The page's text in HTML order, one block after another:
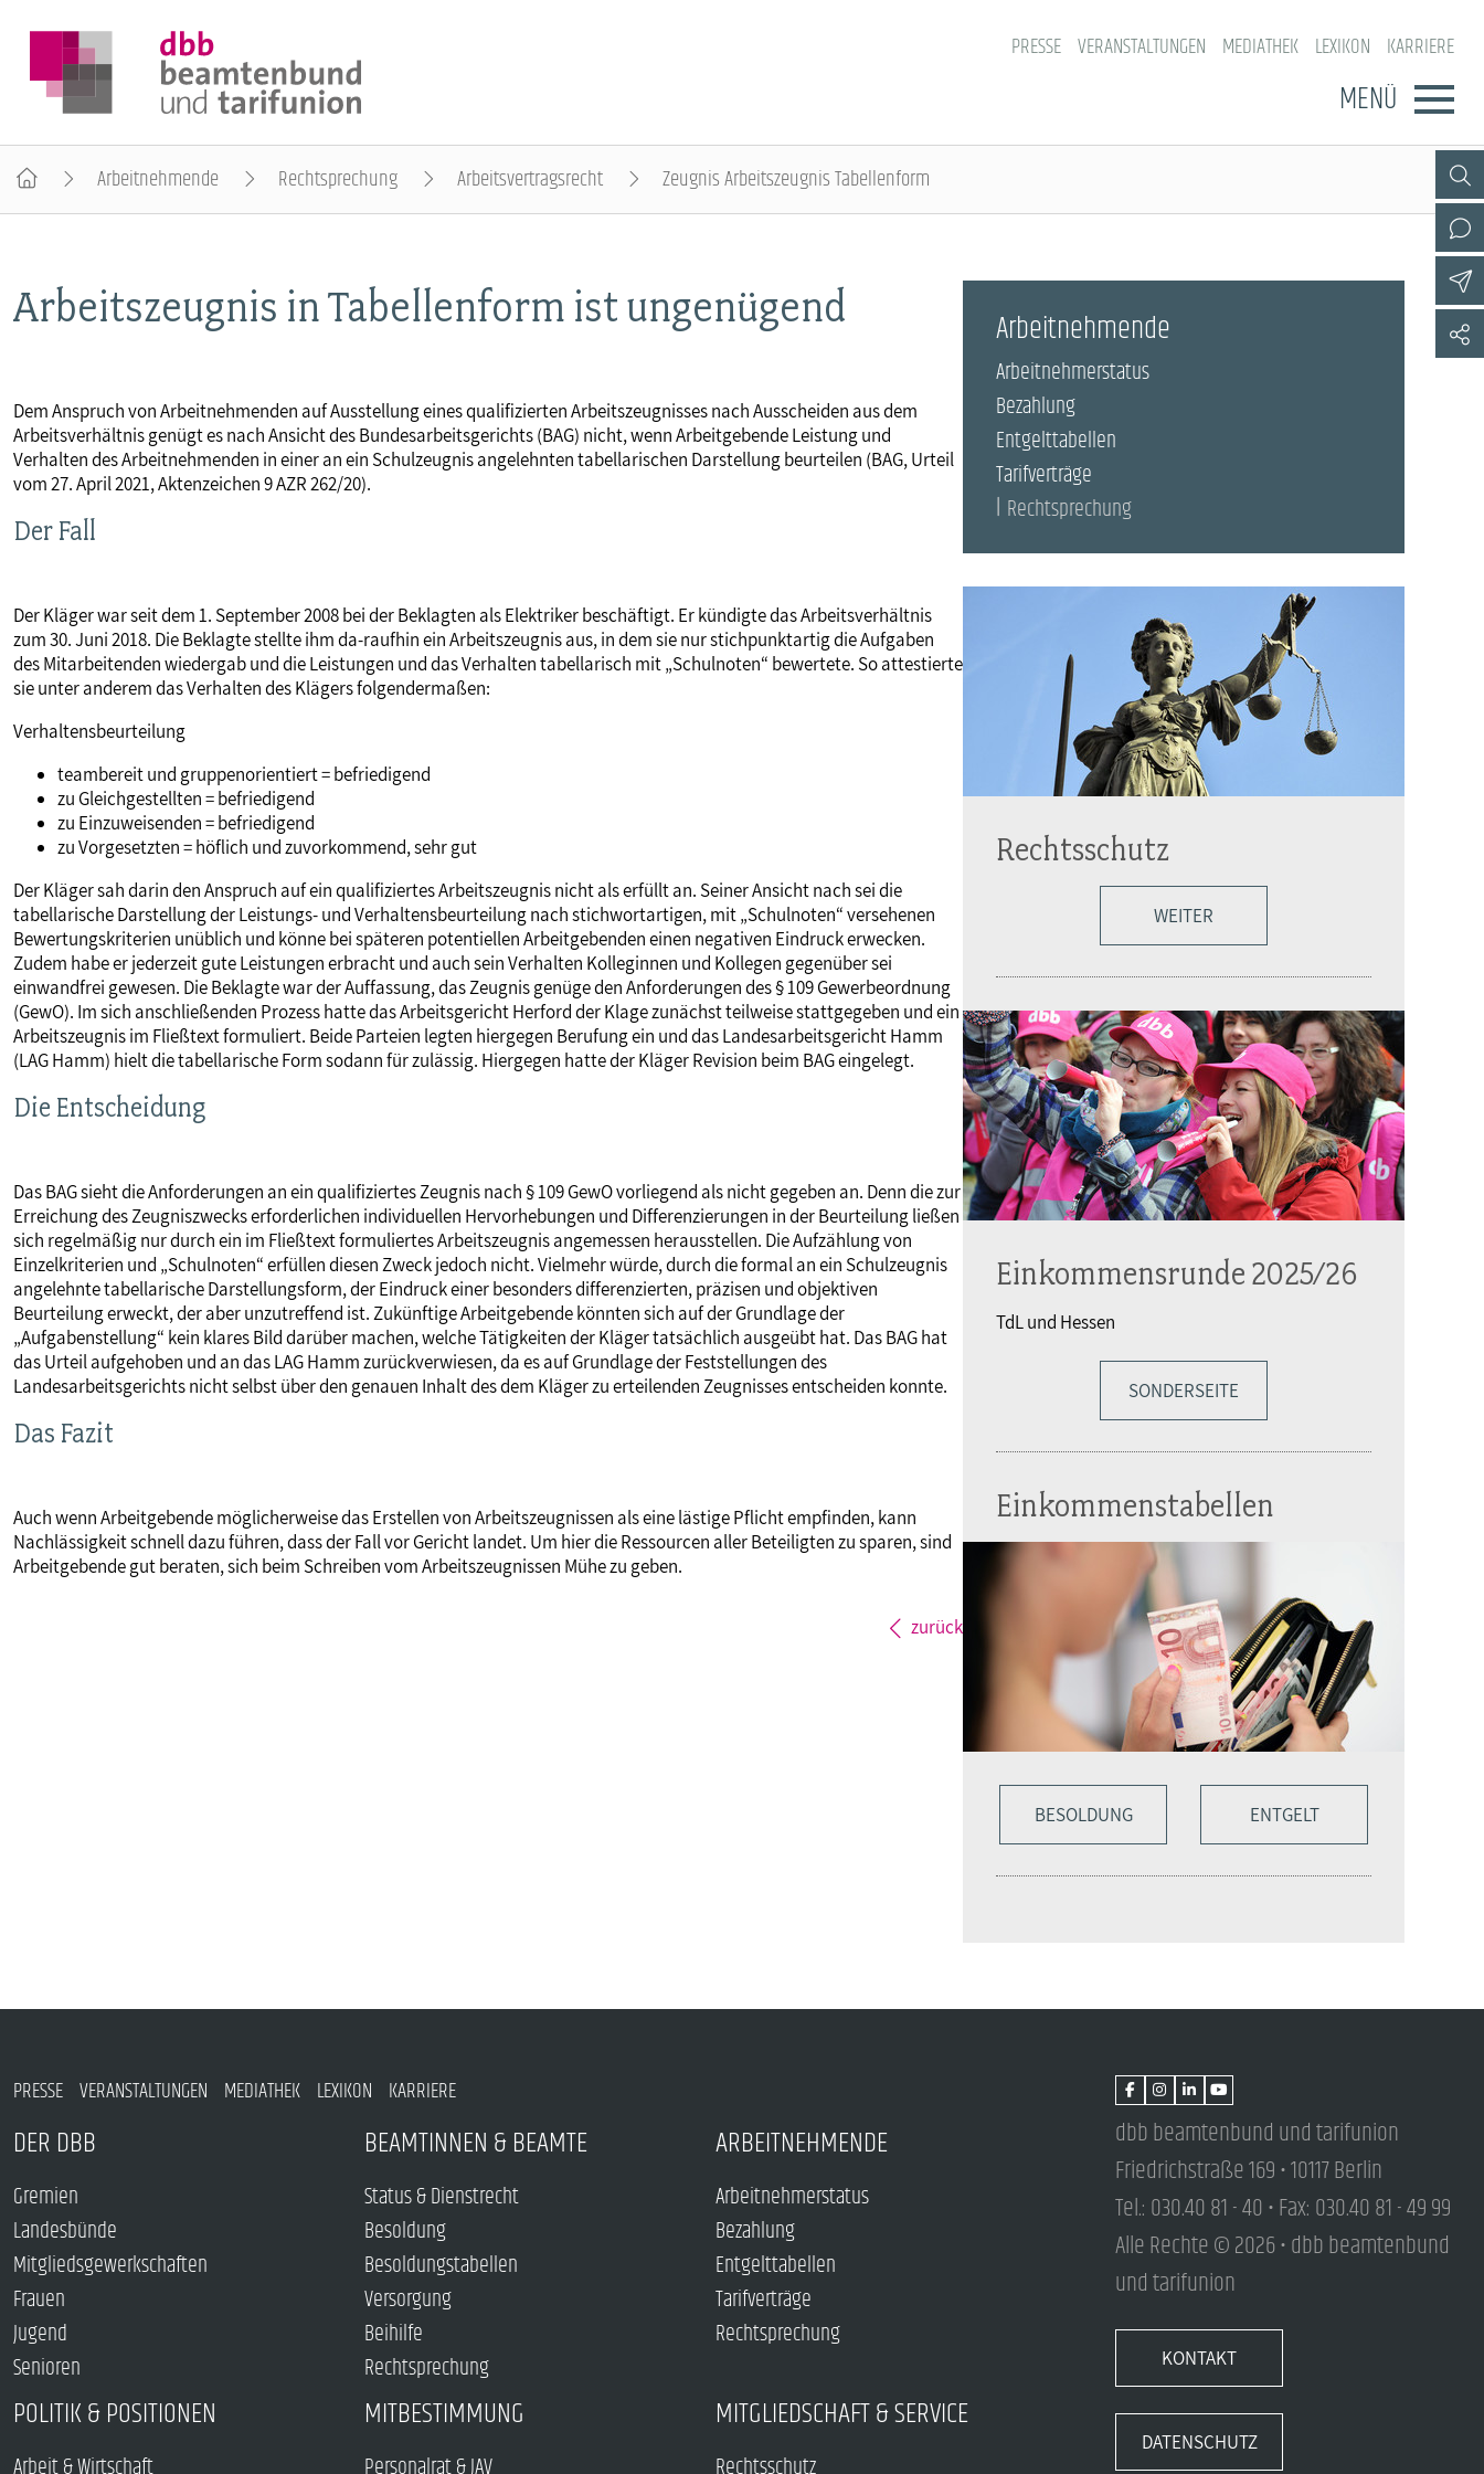
PRESSE VERANSTALTUNGEN MEDIATHEK LEXIKON KARRIERE
MENÜ
Gremien
Mitgliedsgewerkschaften
Jugend
Senioren
BEAMTINNEN & BEAMTE
Status & Dienstrecht
Besoldungstabellen
Beihilfe
Rechtsprechung
Arbeitnehmerstatus
Entgelttabellen
Rechtsprechung
POLITIK & POSITIONEN
Arbeit & Wirtschaft
Soziales & Gesundheit
Europa
MITBESTIMMUNG
Personalrat & JAV
Schwerbehindertenvertretung
MITGLIEDSCHAFT & SERVICE
Rechtsschutz
Vorteilswelt
Verlag
Arbeitnehmende Rechtsprechung Arbeitsvertragsrecht Zeugnis Arbeitszeugnis Tabellenform
Arbeitszeugnis in Tabellenform ist ungenügend
Dem Anspruch von Arbeitnehmenden auf Ausstellung eines qualifizierten Arbeitszeugnisses nach Ausscheiden aus dem
Arbeitsverhältnis genügt es nach Ansicht des Bundesarbeitsgerichts (BAG) nicht, wenn Arbeitgebende Leistung und
Verhalten des Arbeitnehmenden in einer an ein Schulzeugnis angelehnten tabellarischen Darstellung beurteilen (BAG, Urteil
vom 27. April 2021, Aktenzeichen 9 AZR 262/20).
Der Fall
Der Kläger war seit dem 1. September 2008 bei der Beklagten als Elektriker beschäftigt. Er kündigte das Arbeitsverhältnis
zum 30. Juni 2018. Die Beklagte stellte ihm da-raufhin ein Arbeitszeugnis aus, in dem sie nur stichpunktartig die Aufgaben
des Mitarbeitenden wiedergab und die Leistungen und das Verhalten tabellarisch mit „Schulnoten“ bewertete. So attestierte
sie unter anderem das Verhalten des Klägers folgendermaßen:
Verhaltensbeurteilung
teambereit und gruppenorientiert = befriedigend
zu Gleichgestellten = befriedigend
zu Einzuweisenden = befriedigend
zu Vorgesetzten = höflich und zuvorkommend, sehr gut
Der Kläger sah darin den Anspruch auf ein qualifiziertes Arbeitszeugnis nicht als erfüllt an. Seiner Ansicht nach sei die
tabellarische Darstellung der Leistungs- und Verhaltensbeurteilung nach stichwortartigen, mit „Schulnoten“ versehenen
Bewertungskriterien unüblich und könne bei späteren potentiellen Arbeitgebenden einen negativen Eindruck erwecken.
Zudem habe er jederzeit gute Leistungen erbracht und auch sein Verhalten Kolleginnen und Kollegen gegenüber sei
einwandfrei gewesen. Die Beklagte war der Auffassung, das Zeugnis genüge den Anforderungen des § 109 Gewerbeordnung
(GewO). Im sich anschließenden Prozess hatte das Arbeitsgericht Herford der Klage zunächst teilweise stattgegeben und ein
Arbeitszeugnis im Fließtext formuliert. Beide Parteien legten hiergegen Berufung ein und das Landesarbeitsgericht Hamm
(LAG Hamm) hielt die tabellarische Form sodann für zulässig. Hiergegen hatte der Kläger Revision beim BAG eingelegt.
Die Entscheidung
Das BAG sieht die Anforderungen an ein qualifiziertes Zeugnis nach § 109 GewO vorliegend als nicht gegeben an. Denn die zur
Erreichung des Zeugniszwecks erforderlichen individuellen Hervorhebungen und Differenzierungen in der Beurteilung ließen
sich regelmäßig nur durch ein im Fließtext formuliertes Arbeitszeugnis angemessen herausstellen. Die Aufzählung von
Einzelkriterien und „Schulnoten“ erfüllen diesen Zweck jedoch nicht. Vielmehr würde, durch die formal an ein Schulzeugnis
angelehnte tabellarische Darstellungsform, der Eindruck einer besonders differenzierten, präzisen und objektiven
Beurteilung erweckt, der aber unzutreffend ist. Zukünftige Arbeitgebende könnten sich auf der Grundlage der
„Aufgabenstellung“ kein klares Bild darüber machen, welche Tätigkeiten der Kläger tatsächlich ausgeübt hat. Das BAG hat
das Urteil aufgehoben und an das LAG Hamm zurückverwiesen, da es auf Grundlage der Feststellungen des
Landesarbeitsgerichts nicht selbst über den genauen Inhalt des dem Kläger zu erteilenden Zeugnisses entscheiden konnte.
Das Fazit
Auch wenn Arbeitgebende möglicherweise das Erstellen von Arbeitszeugnissen als eine lästige Pflicht empfinden, kann
Nachlässigkeit schnell dazu führen, dass der Fall vor Gericht landet. Um hier die Ressourcen aller Beteiligten zu sparen, sind
Arbeitgebende gut beraten, sich beim Schreiben vom Arbeitszeugnissen Mühe zu geben.
zurück
Arbeitnehmende
Arbeitnehmerstatus
Bezahlung
Entgelttabellen
Tarifverträge
Rechtsprechung
Rechtsschutz
WEITER
Einkommensrunde 2025/26
TdL und Hessen
SONDERSEITE
Einkommenstabellen
BESOLDUNG ENTGELT
PRESSE VERANSTALTUNGEN MEDIATHEK LEXIKON KARRIERE
DER DBB
Gremien
Landesbünde
Mitgliedsgewerkschaften
Frauen
Jugend
Senioren
BEAMTINNEN & BEAMTE
Status & Dienstrecht
Besoldung
Besoldungstabellen
Versorgung
Beihilfe
Rechtsprechung
ARBEITNEHMENDE
Arbeitnehmerstatus
Bezahlung
Entgelttabellen
Tarifverträge
Rechtsprechung
POLITIK & POSITIONEN MITBESTIMMUNG MITGLIEDSCHAFT & SERVICE
dbb beamtenbund und tarifunion
Friedrichstraße 169 • 10117 Berlin
Tel.: 030.40 81 - 40 • Fax: 030.40 81 - 49 99
Alle Rechte © 2026 • dbb beamtenbund
und tarifunion
KONTAKT
DATENSCHUTZ